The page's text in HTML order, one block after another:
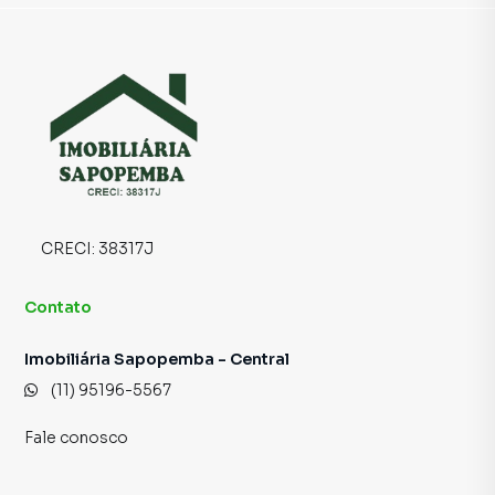
campanhas específicas para São Paulo, o que aumenta
muito o número de contatos interessados e tendo como
consequência uma maior chance de vender ou alugar seu
imóvel mais rápido. Contamos também com um time de
programadores, corretores treinados e uma central de
atendimento preparada para atender proprietários e
CRECI: 38317J
Contato
Imobiliária Sapopemba - Central
(11) 95196-5567
Fale conosco